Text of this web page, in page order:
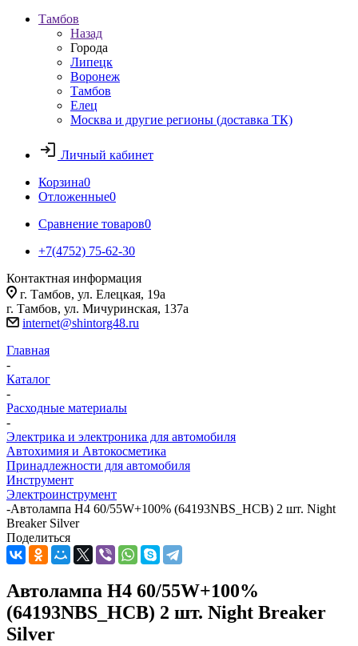
Тамбов
Назад
Города
Липецк
Воронеж
Тамбов
Елец
Москва и другие регионы (доставка ТК)
Личный кабинет
Корзина0
Отложенные0
Сравнение товаров0
+7(4752) 75-62-30
Контактная информация
г. Тамбов, ул. Елецкая, 19а
г. Тамбов, ул. Мичуринская, 137а
internet@shintorg48.ru
Главная
-
Каталог
-
Расходные материалы
-
Электрика и электроника для автомобиля
Автохимия и Автокосметика
Принадлежности для автомобиля
Инструмент
Электроинструмент
-Автолампа H4 60/55W+100% (64193NBS_HCB) 2 шт. Night
Breaker Silver
Поделиться
Автолампа H4 60/55W+100%
(64193NBS_HCB) 2 шт. Night Breaker
Silver